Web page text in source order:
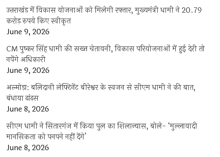
उत्तराखंड में विकास योजनाओं को मिलेगी रफ्तार, मुख्यमंत्री धामी ने 20.79
करोड़ रुपये किए स्वीकृत
June 9, 2026
CM पुष्कर सिंह धामी की सख्त चेतावनी, विकास परियोजनाओं में हुई देरी तो
नपेंगे अधिकारी
June 9, 2026
अल्मोड़ा: बलिदानी लेफ्टिनेंट बीरेश्वर के स्वजन से सीएम धामी ने की बात,
बंधाया ढांढस
June 8, 2026
सीएम धामी ने सितारगंज में किया पुल का शिलान्यास, बोले- ‘मुल्लावादी
मानसिकता को पनपने नहीं देंगे’
June 8, 2026